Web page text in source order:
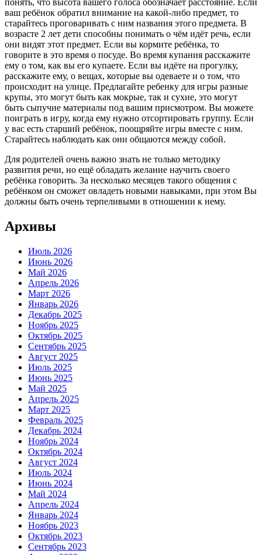
понять, что высота вашего голоса обозначает расстояние. Если
ваш ребёнок обратил внимание на какой-либо предмет, то
старайтесь проговаривать с ним названия этого предмета. В
возрасте 2 лет дети способны понимать о чём идёт речь, если
они видят этот предмет. Если вы кормите ребёнка, то
говорите в это время о посуде. Во время купания расскажите
ему о том, как вы его купаете. Если вы идёте на прогулку,
расскажите ему, о вещах, которые вы одеваете и о том, что
происходит на улице. Предлагайте ребенку для игры разные
крупы, это могут быть как мокрые, так и сухие, это могут
быть сыпучие материалы под вашим присмотром. Вы можете
поиграть в игру, когда ему нужно отсортировать группу. Если
у вас есть старший ребёнок, поощряйте игры вместе с ним.
Старайтесь наблюдать как они общаются между собой.
Для родителей очень важно знать не только методику
развития речи, но ещё обладать желание научить своего
ребёнка говорить. За несколько месяцев такого общения с
ребёнком он сможет овладеть новыми навыками, при этом Вы
должны быть очень терпеливыми в отношении к нему.
Архивы
Июль 2026
Июнь 2026
Май 2026
Апрель 2026
Март 2026
Январь 2026
Декабрь 2025
Ноябрь 2025
Октябрь 2025
Сентябрь 2025
Август 2025
Июль 2025
Июнь 2025
Май 2025
Апрель 2025
Март 2025
Февраль 2025
Декабрь 2024
Ноябрь 2024
Октябрь 2024
Август 2024
Июль 2024
Июнь 2024
Май 2024
Апрель 2024
Январь 2024
Ноябрь 2023
Октябрь 2023
Сентябрь 2023